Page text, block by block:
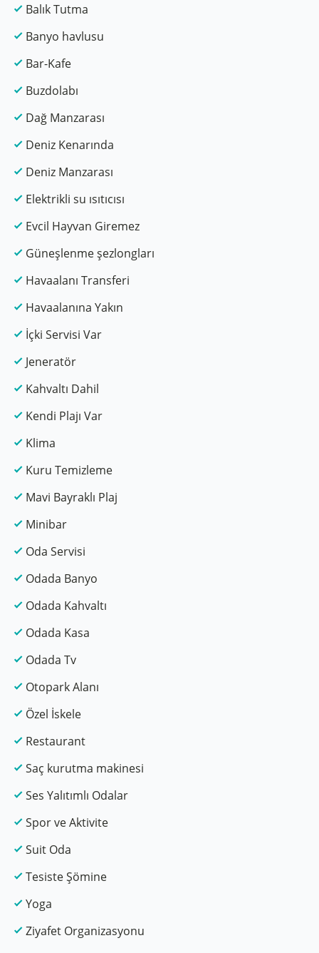
Balık Tutma
Banyo havlusu
Bar-Kafe
Buzdolabı
Dağ Manzarası
Deniz Kenarında
Deniz Manzarası
Elektrikli su ısıtıcısı
Evcil Hayvan Giremez
Güneşlenme şezlongları
Havaalanı Transferi
Havaalanına Yakın
İçki Servisi Var
Jeneratör
Kahvaltı Dahil
Kendi Plajı Var
Klima
Kuru Temizleme
Mavi Bayraklı Plaj
Minibar
Oda Servisi
Odada Banyo
Odada Kahvaltı
Odada Kasa
Odada Tv
Otopark Alanı
Özel İskele
Restaurant
Saç kurutma makinesi
Ses Yalıtımlı Odalar
Spor ve Aktivite
Suit Oda
Tesiste Şömine
Yoga
Ziyafet Organizasyonu